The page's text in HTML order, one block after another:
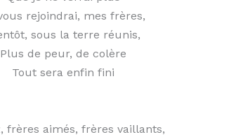
rejoindrai, mes frères,
sous la terre réunis,
Plus de peur, de colère
Tout sera enfin fini
frères aimés, frères vaillants,